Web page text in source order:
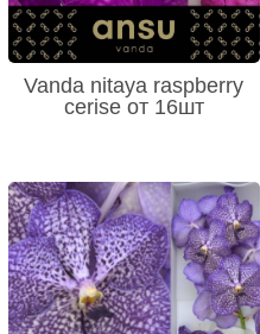
Vanda nitaya raspberry
cerise от 16шт